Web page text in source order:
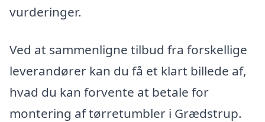
vurderinger.
Ved at sammenligne tilbud fra forskellige
leverandører kan du få et klart billede af,
hvad du kan forvente at betale for
montering af tørretumbler i Grædstrup.